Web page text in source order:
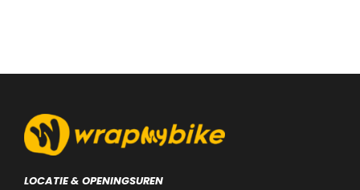
LOCATIE & OPENINGSUREN